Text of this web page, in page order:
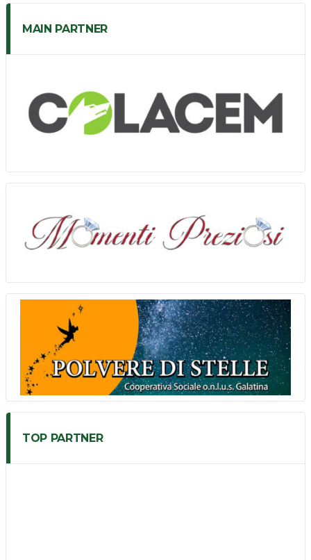
MAIN PARTNER
TOP PARTNER